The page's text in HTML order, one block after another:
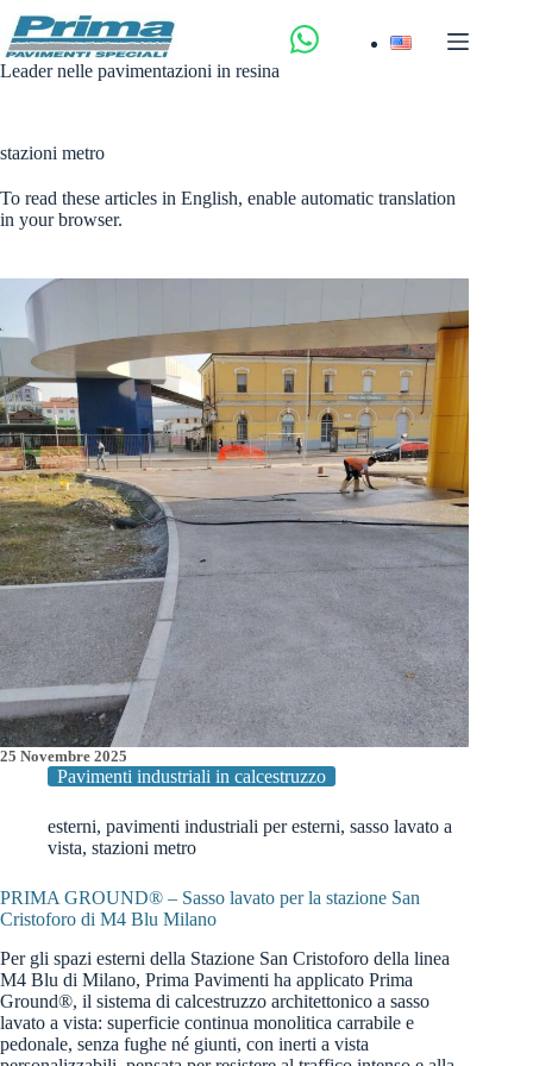
contenuto
Leader nelle pavimentazioni in resina
stazioni metro
To read these articles in English, enable automatic translation
in your browser.
25 Novembre 2025
Pavimenti industriali in calcestruzzo
esterni, pavimenti industriali per esterni, sasso lavato a
vista, stazioni metro
PRIMA GROUND® – Sasso lavato per la stazione San
Cristoforo di M4 Blu Milano
Per gli spazi esterni della Stazione San Cristoforo della linea
M4 Blu di Milano, Prima Pavimenti ha applicato Prima
Ground®, il sistema di calcestruzzo architettonico a sasso
lavato a vista: superficie continua monolitica carrabile e
pedonale, senza fughe né giunti, con inerti a vista